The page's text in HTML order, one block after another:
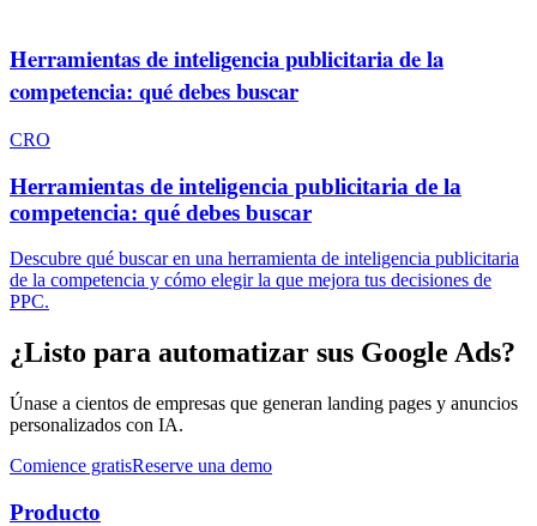
Herramientas de inteligencia publicitaria de la
competencia: qué debes buscar
CRO
Herramientas de inteligencia publicitaria de la
competencia: qué debes buscar
Descubre qué buscar en una herramienta de inteligencia publicitaria
de la competencia y cómo elegir la que mejora tus decisiones de
PPC.
¿Listo para automatizar sus Google Ads?
Únase a cientos de empresas que generan landing pages y anuncios
personalizados con IA.
Comience gratisReserve una demo
Producto